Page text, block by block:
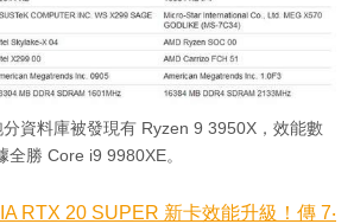
分資料庫被發現有 Ryzen 9 3950X，效能數
全勝 Core i9 9980XE。
RTX 20 SUPER 新卡效能升級！傳 7‧